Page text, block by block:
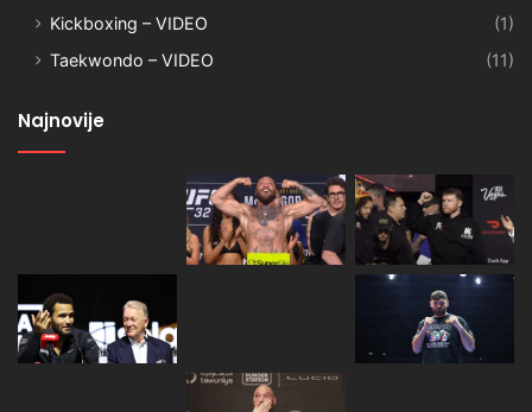
Kickboxing – VIDEO
(1)
Taekwondo – VIDEO
(11)
Najnovije